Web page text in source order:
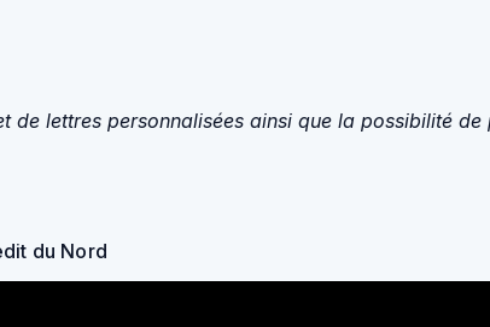
lettres personnalisées ainsi que la possibilité
du Nord